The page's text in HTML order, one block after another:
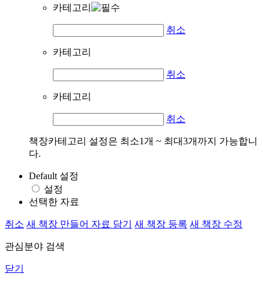
카테고리
취소
카테고리
취소
카테고리
취소
책장카테고리 설정은 최소1개 ~ 최대3개까지 가능합니
다.
Default 설정
설정
선택한 자료
취소 새 책장 만들어 자료 담기 새 책장 등록 새 책장 수정
관심분야 검색
닫기